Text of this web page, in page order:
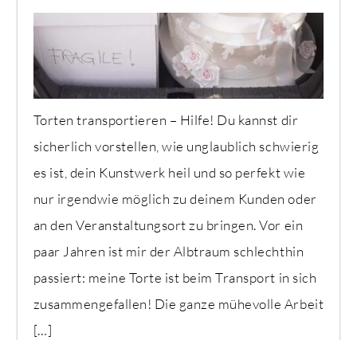
Torten transportieren – Hilfe! Du kannst dir
sicherlich vorstellen, wie unglaublich schwierig
es ist, dein Kunstwerk heil und so perfekt wie
nur irgendwie möglich zu deinem Kunden oder
an den Veranstaltungsort zu bringen. Vor ein
paar Jahren ist mir der Albtraum schlechthin
passiert: meine Torte ist beim Transport in sich
zusammengefallen! Die ganze mühevolle Arbeit
[…]